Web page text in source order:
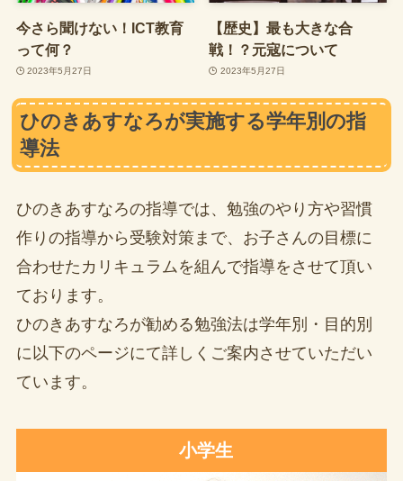
今さら聞けない！ICT教育
って何？
2023年5月27日
【歴史】最も大きな合
戦！？元寇について
2023年5月27日
ひのきあすなろが実施する学年別の指
導法
ひのきあすなろの指導では、勉強のやり方や習慣
作りの指導から受験対策まで、お子さんの目標に
合わせたカリキュラムを組んで指導をさせて頂い
ております。
ひのきあすなろが勧める勉強法は学年別・目的別
に以下のページにて詳しくご案内させていただい
ています。
小学生